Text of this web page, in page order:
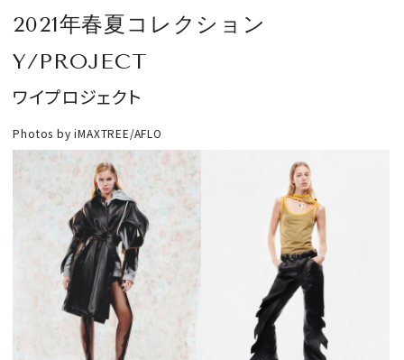
WEDDING
FORTUNE
SDGs
MAGAZINE
2021年春夏コレクション
Y/PROJECT
ワイプロジェクト
Photos by iMAXTREE/AFLO